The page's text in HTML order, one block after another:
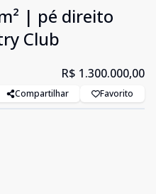
| pé direito
Club
R$ 1.300.000,00
Compartilhar Favorito